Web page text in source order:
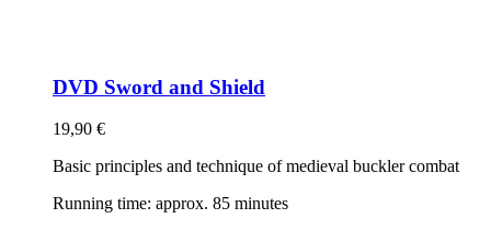
DVD Sword and Shield
19,90 €
Basic principles and technique of medieval buckler combat
Running time: approx. 85 minutes